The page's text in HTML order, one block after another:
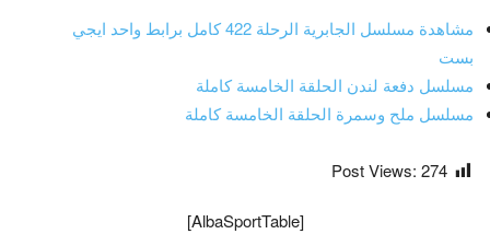
مشاهدة مسلسل الجابرية الرحلة 422 كامل برابط واحد ايجي
بست
مسلسل دفعة لندن الحلقة الخامسة كاملة
مسلسل ملح وسمرة الحلقة الخامسة كاملة
Post Views: 274
[AlbaSportTable]